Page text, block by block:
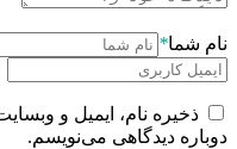
نام شما*
ذخیره نام، ایمیل و
دوباره دیدگاهی می‌نویسم.